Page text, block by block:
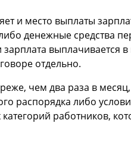
и место выплаты
денежные средства
выплачивается
отдельно.
чем два раза в
распорядка либо
работников,